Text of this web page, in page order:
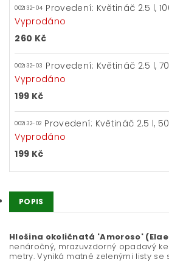
002132-04 Provedení: Květináč 2.5 l,
Vyprodáno
260 Kč
002132-03 Provedení: Květináč 2.5 l,
Vyprodáno
199 Kč
002132-02 Provedení: Květináč 2.5 l,
Vyprodáno
199 Kč
POPIS
Hlošina okoličnatá 'Amoroso'
nenáročný, mrazuvzdorný opadavý
metry. Vyniká matně zelenými listy